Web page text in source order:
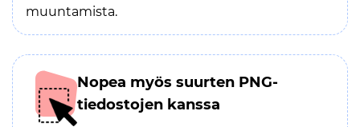
muuntamista.
Nopea myös suurten PNG-
tiedostojen kanssa